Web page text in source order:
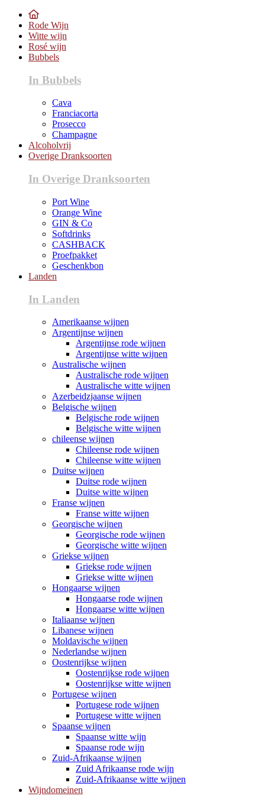
Rode Wijn
Witte wijn
Rosé wijn
Bubbels
In Bubbels
Cava
Franciacorta
Prosecco
Champagne
Alcoholvrij
Overige Dranksoorten
In Overige Dranksoorten
Port Wine
Orange Wine
GIN & Co
Softdrinks
CASHBACK
Proefpakket
Geschenkbon
Landen
In Landen
Amerikaanse wijnen
Argentijnse wijnen
Argentijnse rode wijnen
Argentijnse witte wijnen
Australische wijnen
Australische rode wijnen
Australische witte wijnen
Azerbeidzjaanse wijnen
Belgische wijnen
Belgische rode wijnen
Belgische witte wijnen
chileense wijnen
Chileense rode wijnen
Chileense witte wijnen
Duitse wijnen
Duitse rode wijnen
Duitse witte wijnen
Franse wijnen
Franse witte wijnen
Georgische wijnen
Georgische rode wijnen
Georgische witte wijnen
Griekse wijnen
Griekse rode wijnen
Griekse witte wijnen
Hongaarse wijnen
Hongaarse rode wijnen
Hongaarse witte wijnen
Italiaanse wijnen
Libanese wijnen
Moldavische wijnen
Nederlandse wijnen
Oostenrijkse wijnen
Oostenrijkse rode wijnen
Oostenrijkse witte wijnen
Portugese wijnen
Portugese rode wijnen
Portugese witte wijnen
Spaanse wijnen
Spaanse witte wijn
Spaanse rode wijn
Zuid-Afrikaanse wijnen
Zuid Afrikaanse rode wijn
Zuid-Afrikaanse witte wijnen
Wijndomeinen